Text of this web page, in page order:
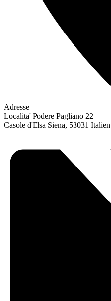
Adresse
Localita' Podere Pagliano 22
Casole d'Elsa Siena, 53031 Italien